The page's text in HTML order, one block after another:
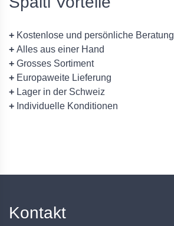
+ Kostenlose und persönliche Beratung
+ Alles aus einer Hand
+ Grosses Sortiment
+ Europaweite Lieferung
+ Lager in der Schweiz
+ Individuelle Konditionen
Kontakt